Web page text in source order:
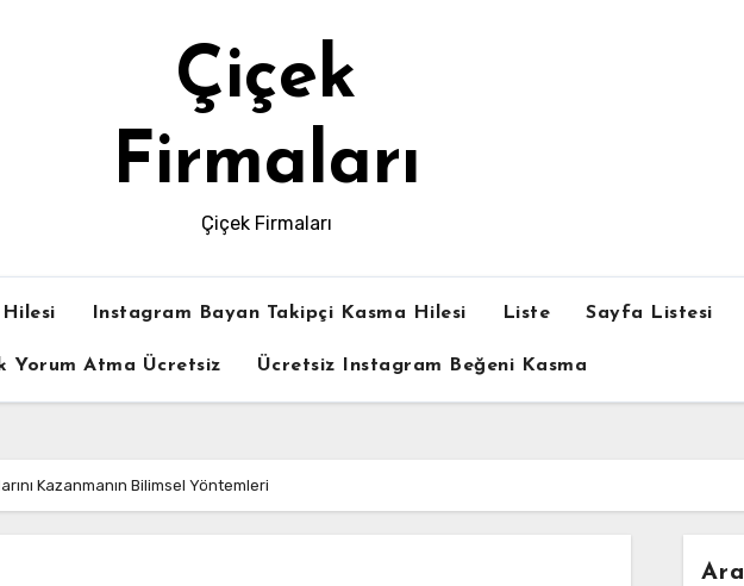
Çiçek
Firmaları
Çiçek Firmaları
Instagram Bayan Takipçi Kasma Hilesi Liste Sayfa Listesi
Yorum Atma Ücretsiz Ücretsiz Instagram Beğeni Kasma
Kazanmanın Bilimsel Yöntemleri
Ara